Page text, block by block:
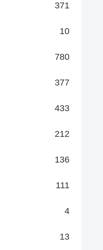
371
10
780
377
433
212
136
111
4
13